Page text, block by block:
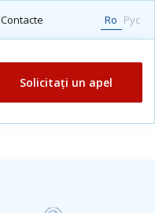
Contacte Ro Рус
Solicitați un apel